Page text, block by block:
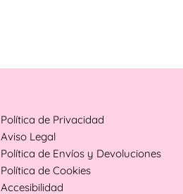
Política de Privacidad
Aviso Legal
Política de Envíos y Devoluciones
Política de Cookies
Accesibilidad